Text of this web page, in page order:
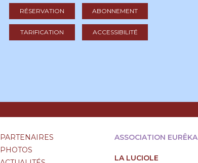
RÉSERVATION ABONNEMENT
TARIFICATION ACCESSIBILITÉ
PARTENAIRES
PHOTOS
ASSOCIATION EURÊKA
LA LUCIOLE